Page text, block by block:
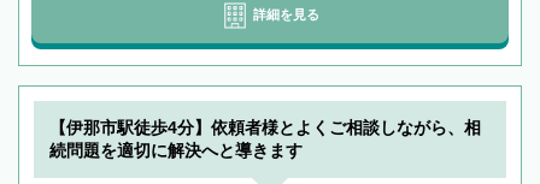
詳細を見る
【伊那市駅徒歩4分】依頼者様とよくご相談しながら、相
続問題を適切に解決へと導きます